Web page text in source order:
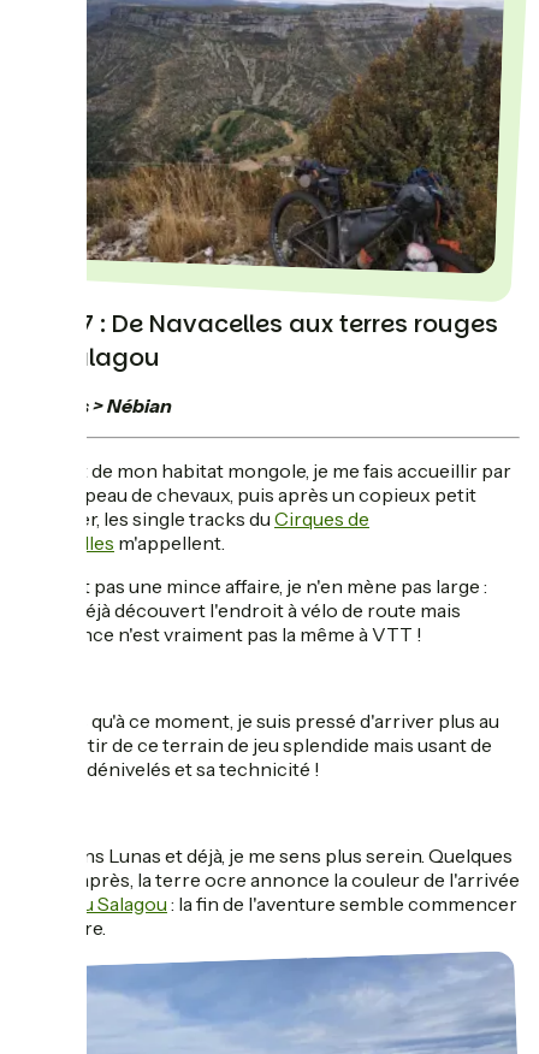
Jour 7 : De Navacelles aux terres rouges
du Salagou
Rogues > Nébian
Sortant de mon habitat mongole, je me fais accueillir par
un troupeau de chevaux, puis après un copieux petit
déjeuner, les single tracks du Cirques de
Navacelles m'appellent.
Ce n'est pas une mince affaire, je n'en mène pas large :
j'avais déjà découvert l'endroit à vélo de route mais
l'ambiance n'est vraiment pas la même à VTT !
Je crois qu'à ce moment, je suis pressé d'arriver plus au
sud, sortir de ce terrain de jeu splendide mais usant de
par ses dénivelés et sa technicité !
Je rejoins Lunas et déjà, je me sens plus serein. Quelques
temps après, la terre ocre annonce la couleur de l'arrivée
lac du Salagou : la fin de l'aventure semble commencer
à poindre.